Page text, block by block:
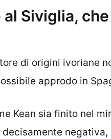
Siviglia,
di origini ivoriane
approdo in
Kean sia finito nel